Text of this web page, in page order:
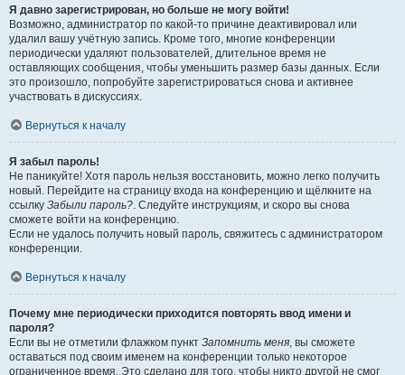
Я давно зарегистрирован, но больше не могу войти!
Возможно, администратор по какой-то причине деактивировал или
удалил вашу учётную запись. Кроме того, многие конференции
периодически удаляют пользователей, длительное время не
оставляющих сообщения, чтобы уменьшить размер базы данных. Если
это произошло, попробуйте зарегистрироваться снова и активнее
участвовать в дискуссиях.
Вернуться к началу
Я забыл пароль!
Не паникуйте! Хотя пароль нельзя восстановить, можно легко получить
новый. Перейдите на страницу входа на конференцию и щёлкните на
ссылку Забыли пароль?. Следуйте инструкциям, и скоро вы снова
сможете войти на конференцию.
Если не удалось получить новый пароль, свяжитесь с администратором
конференции.
Вернуться к началу
Почему мне периодически приходится повторять ввод имени и
пароля?
Если вы не отметили флажком пункт Запомнить меня, вы сможете
оставаться под своим именем на конференции только некоторое
ограниченное время. Это сделано для того, чтобы никто другой не смог